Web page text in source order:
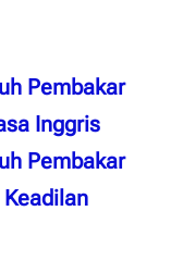
Pembakar
Inggris
Pembakar